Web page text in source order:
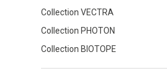
Collection VECTRA
Collection PHOTON
Collection BIOTOPE